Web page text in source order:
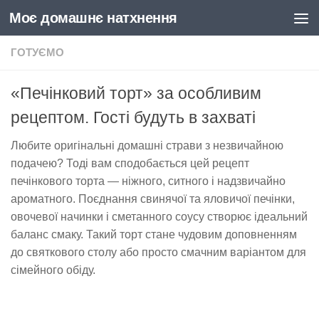
Skip to content
Моє домашнє натхнення
ГОТУЄМО
«Печінковий торт» за особливим
рецептом. Гості будуть в захваті
Любите оригінальні домашні страви з незвичайною
подачею? Тоді вам сподобається цей рецепт
печінкового торта — ніжного, ситного і надзвичайно
ароматного. Поєднання свинячої та яловичої печінки,
овочевої начинки і сметанного соусу створює ідеальний
баланс смаку. Такий торт стане чудовим доповненням
до святкового столу або просто смачним варіантом для
сімейного обіду.